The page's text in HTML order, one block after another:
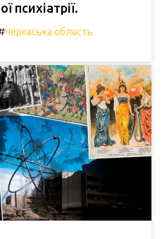
психіатрії.
Черкаська область